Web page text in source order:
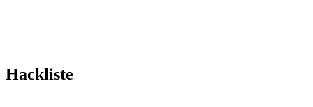
Hackliste